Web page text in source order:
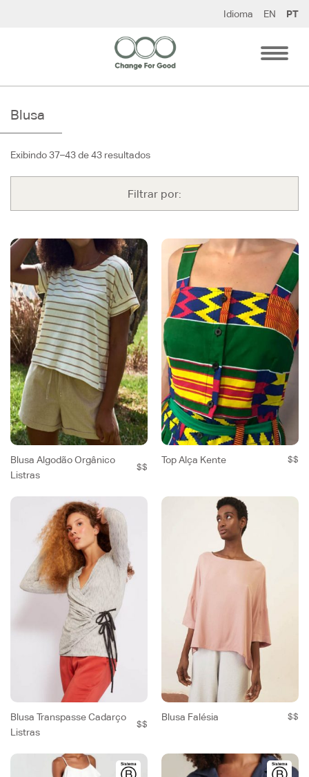
Idioma EN PT
Blusa
Exibindo 37–43 de 43 resultados
Filtrar por:
Blusa Algodão Orgânico
Listras
$$
Top Alça Kente $$
Blusa Transpasse Cadarço
Listras
$$
Blusa Falésia $$